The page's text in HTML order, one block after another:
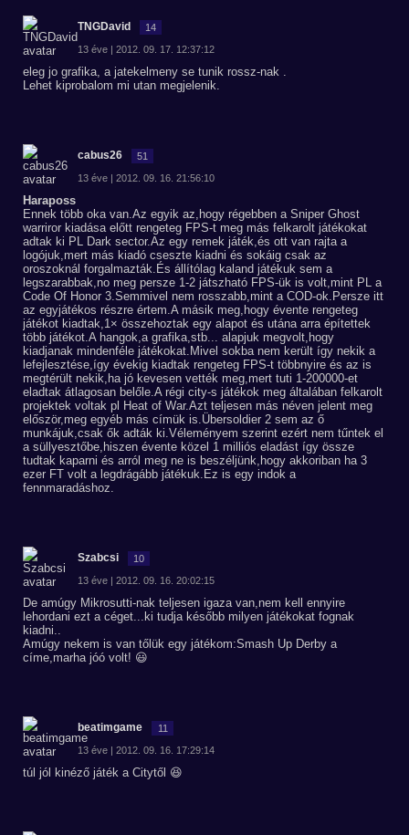
TNGDavid 14
13 éve | 2012. 09. 17. 12:37:12
eleg jo grafika, a jatekelmeny se tunik rossz-nak .
Lehet kiprobalom mi utan megjelenik.
cabus26 51
13 éve | 2012. 09. 16. 21:56:10
Haraposs
Ennek több oka van.Az egyik az,hogy régebben a Sniper Ghost
warriror kiadása előtt rengeteg FPS-t meg más felkarolt játékokat
adtak ki PL Dark sector.Az egy remek játék,és ott van rajta a
logójuk,mert más kiadó cseszte kiadni és sokáig csak az
oroszoknál forgalmazták.És állítólag kaland játékuk sem a
legszarabbak,no meg persze 1-2 játszható FPS-ük is volt,mint PL a
Code Of Honor 3.Semmivel nem rosszabb,mint a COD-ok.Persze itt
az egyjátékos részre értem.A másik meg,hogy évente rengeteg
játékot kiadtak,1× összehoztak egy alapot és utána arra építettek
több játékot.A hangok,a grafika,stb... alapjuk megvolt,hogy
kiadjanak mindenféle játékokat.Mivel sokba nem került így nekik a
lefejlesztése,így évekig kiadtak rengeteg FPS-t többnyire és az is
megtérült nekik,ha jó kevesen vették meg,mert tuti 1-200000-et
eladtak átlagosan belőle.A régi city-s játékok meg általában felkarolt
projektek voltak pl Heat of War.Azt teljesen más néven jelent meg
először,meg egyéb más címük is.Übersoldier 2 sem az ő
munkájuk,csak ők adták ki.Véleményem szerint ezért nem tűntek el
a süllyesztőbe,hiszen évente közel 1 milliós eladást így össze
tudtak kaparni és arról meg ne is beszéljünk,hogy akkoriban ha 3
ezer FT volt a legdrágább játékuk.Ez is egy indok a
fennmaradáshoz.
Szabcsi 10
13 éve | 2012. 09. 16. 20:02:15
De amúgy Mikrosutti-nak teljesen igaza van,nem kell ennyire
lehordani ezt a céget...ki tudja később milyen játékokat fognak
kiadni..
Amúgy nekem is van tőlük egy játékom:Smash Up Derby a
címe,marha jóó volt! 😃
beatimgame 11
13 éve | 2012. 09. 16. 17:29:14
túl jól kinéző játék a Citytől 😆